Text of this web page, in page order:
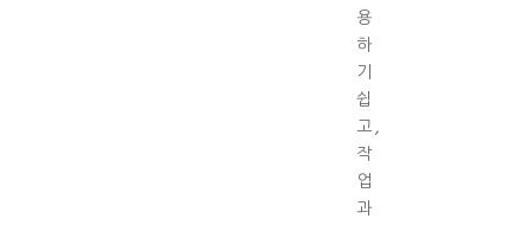
용
하
기
쉽
고,
작
업
과